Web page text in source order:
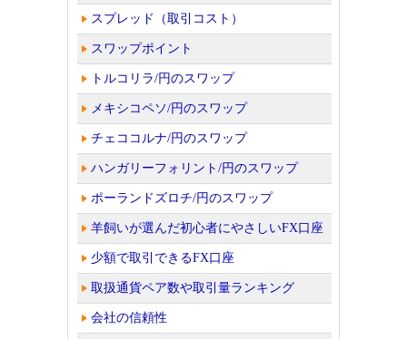
スプレッド（取引コスト）
スワップポイント
トルコリラ/円のスワップ
メキシコペソ/円のスワップ
チェココルナ/円のスワップ
ハンガリーフォリント/円のスワップ
ポーランドズロチ/円のスワップ
羊飼いが選んだ初心者にやさしいFX口座
少額で取引できるFX口座
取扱通貨ペア数や取引量ランキング
会社の信頼性